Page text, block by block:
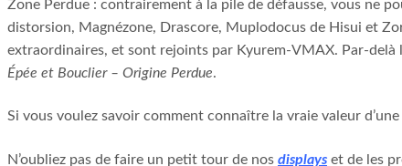
Zone Perdue : contrairement à la pile de défausse, vous ne
distorsion, Magnézone, Drascore, Muplodocus de Hisui et
extraordinaires, et sont rejoints par Kyurem-VMAX. Par-delà
Épée et Bouclier – Origine Perdue.
Si vous voulez savoir comment connaître la vraie valeur
N’oubliez pas de faire un petit tour de nos displays et de les